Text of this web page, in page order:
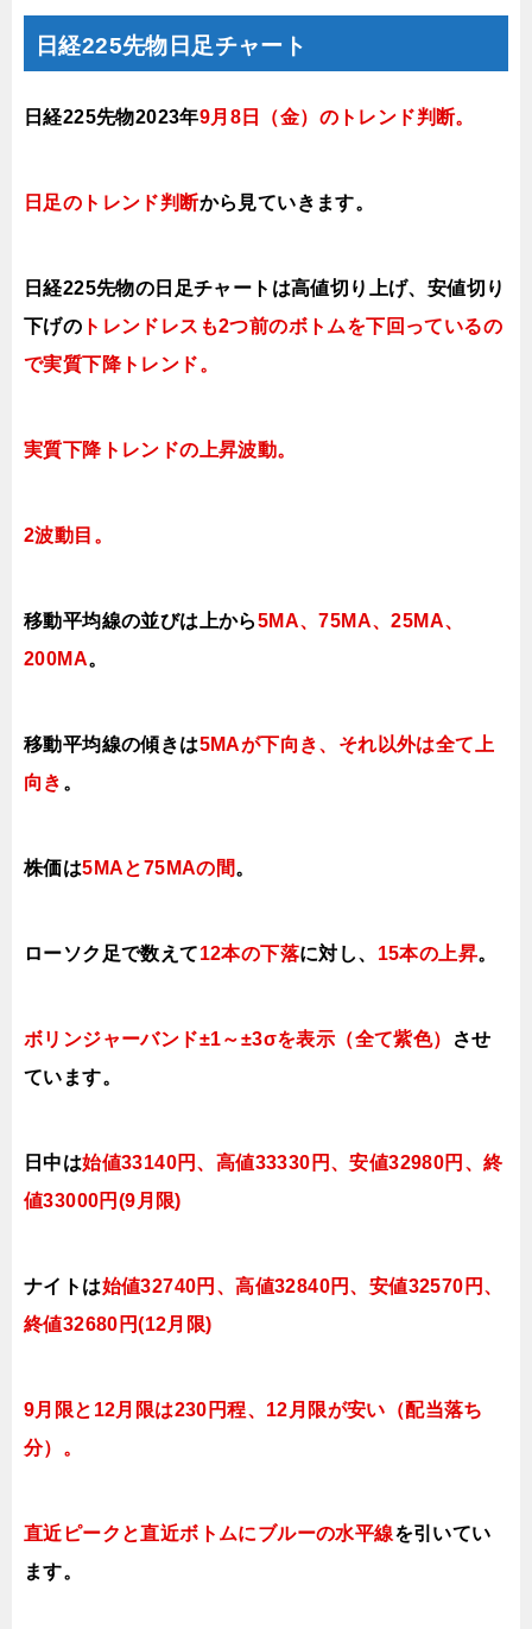
日経225先物日足チャート
日経225先物2023年9月8 日（金） のトレンド判断。
日足のトレンド判断から見ていきます。
日経225先物の日足チャートは高値切り上げ、安値切り
下げの トレンドレスも2つ前のボトムを下回っているの
で実質下降トレンド。
実質下降トレンドの上昇波動。
2波動目。
移動平均線の並びは上から5MA、75MA、25MA、
200MA。
移動平均線の傾きは5MAが下向き、それ以外は全て上
向き 。
株価は5MAと75MAの間。
ローソク足で数えて12本の下落に対し、 15本の上昇。
ボリンジャーバンド±1～±3σを表示（全て紫色）
させ
ています。
日中は始値33140円、高値33330円、安値32980円、終
値33000円(9月限)
ナイトは始値32740円、高値32840円、安値32570 円、
終値32680 円(12月限)
9月限と12月限は230円程、12月限が安い（配当落ち
分）。
直近ピークと直近ボトムにブルーの水平線を引いてい
ます。